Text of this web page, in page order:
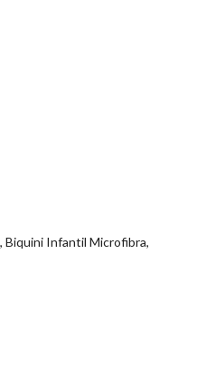
Biquini Infantil Microfibra,